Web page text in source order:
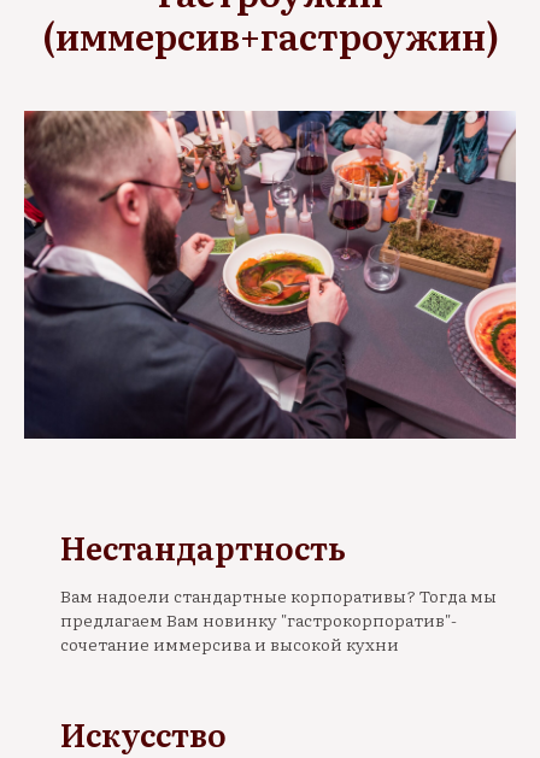
(иммерсив+гастроужин)
Нестандартность
Вам надоели стандартные корпоративы? Тогда мы
предлагаем Вам новинку "гастрокорпоратив"-
сочетание иммерсива и высокой кухни
Искусство